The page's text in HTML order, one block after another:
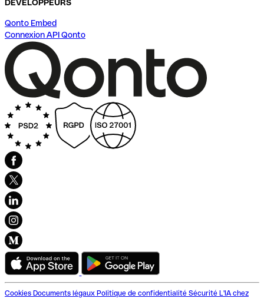
DÉVELOPPEURS
Qonto Embed
Connexion API Qonto
Cookies Documents légaux Politique de confidentialité Sécurité L'IA chez